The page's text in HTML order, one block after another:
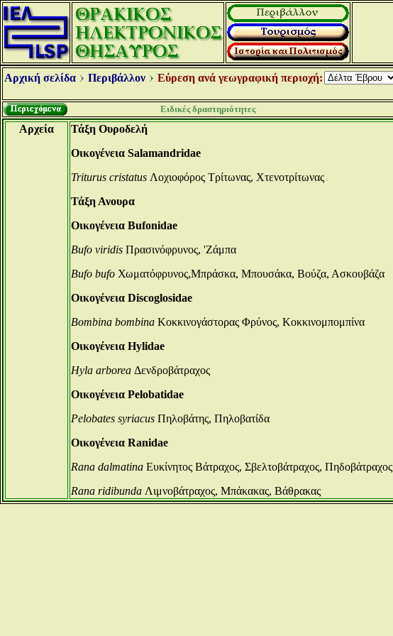
Αρχική σελίδα Περιβάλλον Εύρεση ανά γεωγραφική περιοχή:
Ειδικές δραστηριότητες
Αρχεία
Τάξη Ουροδελή
Οικογένεια Salamandridae
Triturus cristatus Λοχιοφόρος Τρίτωνας, Χτενοτρίτωνας
Τάξη Ανουρα
Οικογένεια Bufonidae
Bufo viridis Πρασινόφρυνος, 'Ζάμπα
Bufo bufo Χωματόφρυνος,Μπράσκα, Μπουσάκα, Βούζα, Ασκουβάζα
Οικογένεια Discoglosidae
Bombina bombina Κοκκινογάστορας Φρύνος, Κοκκινομπομπίνα
Οικογένεια Hylidae
Hyla arborea Δενδροβάτραχος
Οικογένεια Pelobatidae
Pelobates syriacus Πηλοβάτης, Πηλοβατίδα
Οικογένεια Ranidae
Rana dalmatina Ευκίνητος Βάτραχος, Σβελτοβάτραχος, Πηδοβάτραχος
Rana ridibunda Λιμνοβάτραχος, Μπάκακας, Βάθρακας